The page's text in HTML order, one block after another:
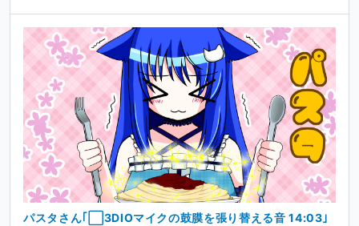
パスタさん｢⬜3DIOマイクの鼓膜を張り替える音 14:03｣